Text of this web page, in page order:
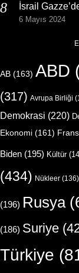
İsrail
6 Mayıs 2024
AB (163) ABD
(317) Avrupa Birliği
Demokrasi (220)
Ekonomi (161)
Biden (195) Kültür
(434) Nükleer (136)
(196) Rusya
(186) Suriye
Türkiye